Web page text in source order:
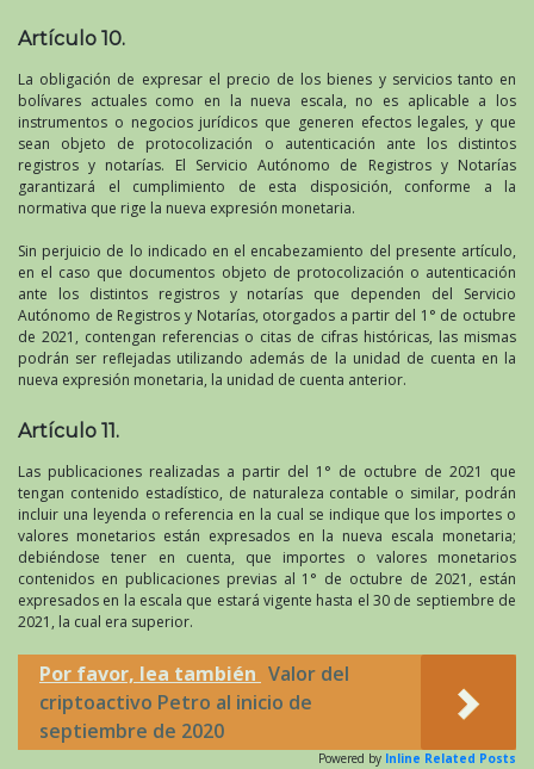
Artículo 10.
La obligación de expresar el precio de los bienes y servicios tanto en
bolívares actuales como en la nueva escala, no es aplicable a los
instrumentos o negocios jurídicos que generen efectos legales, y que
sean objeto de protocolización o autenticación ante los distintos
registros y notarías. El Servicio Autónomo de Registros y Notarías
garantizará el cumplimiento de esta disposición, conforme a la
normativa que rige la nueva expresión monetaria.
Sin perjuicio de lo indicado en el encabezamiento del presente artículo,
en el caso que documentos objeto de protocolización o autenticación
ante los distintos registros y notarías que dependen del Servicio
Autónomo de Registros y Notarías, otorgados a partir del 1° de octubre
de 2021, contengan referencias o citas de cifras históricas, las mismas
podrán ser reflejadas utilizando además de la unidad de cuenta en la
nueva expresión monetaria, la unidad de cuenta anterior.
Artículo 11.
Las publicaciones realizadas a partir del 1° de octubre de 2021 que
tengan contenido estadístico, de naturaleza contable o similar, podrán
incluir una leyenda o referencia en la cual se indique que los importes o
valores monetarios están expresados en la nueva escala monetaria;
debiéndose tener en cuenta, que importes o valores monetarios
contenidos en publicaciones previas al 1° de octubre de 2021, están
expresados en la escala que estará vigente hasta el 30 de septiembre de
2021, la cual era superior.
Por favor, lea también Valor del
criptoactivo Petro al inicio de
septiembre de 2020
Powered by Inline Related Posts